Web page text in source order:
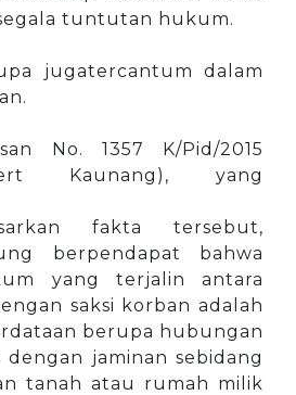
tuntutan hukum.
jugatercantum dalam
No. 1357 K/Pid/2015
Kaunang), yang
fakta tersebut,
berpendapat bahwa
yang terjalin antara
saksi korban adalah
berupa hubungan
jaminan sebidang
tanah atau rumah milik